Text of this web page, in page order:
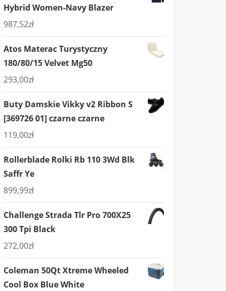
Hybrid Women-Navy Blazer
987,52zł
Atos Materac Turystyczny
180/80/15 Velvet Mg50
293,00zł
Buty Damskie Vikky v2 Ribbon S
[369726 01] czarne czarne
119,00zł
Rollerblade Rolki Rb 110 3Wd Blk
Saffr Ye
899,99zł
Challenge Strada Tlr Pro 700X25
300 Tpi Black
272,00zł
Coleman 50Qt Xtreme Wheeled
Cool Box Blue White